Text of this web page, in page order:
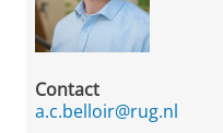
Contact
a.c.belloir@rug.nl